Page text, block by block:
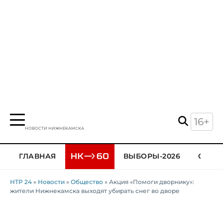
НОВОСТИ НИЖНЕКАМСКА
16+
ГЛАВНАЯ ВЫБОРЫ-2026
НТР 24 » Новости » Общество » Акция «Помоги дворнику»:
жители Нижнекамска выходят убирать снег во дворе